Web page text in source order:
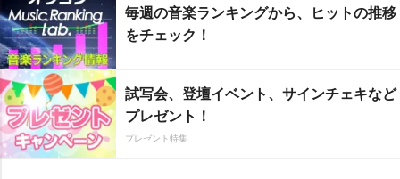
毎週の音楽ランキングから、ヒットの推移
をチェック！
試写会、登壇イベント、サインチェキなど
プレゼント！
プレゼント特集